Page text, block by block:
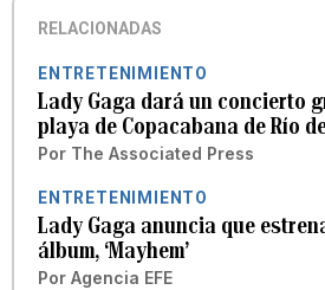
RELACIONADAS
ENTRETENIMIENTO
Lady Gaga dará un concierto
playa de Copacabana de Río
Por The Associated Press
ENTRETENIMIENTO
Lady Gaga anuncia que
álbum, ‘Mayhem’
Por Agencia EFE